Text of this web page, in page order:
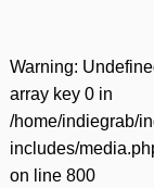
Warning:
array key 0 in
/home/indiegrab/
includes/
on line 800